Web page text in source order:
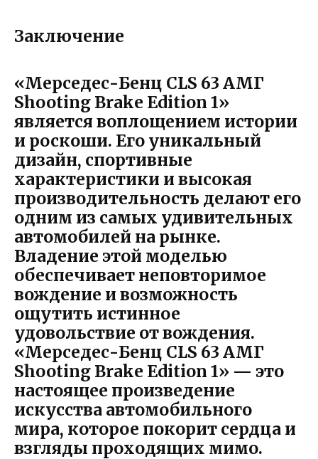
Заключение
«Мерседес-Бенц CLS 63 АМГ
Shooting Brake Edition 1»
является воплощением истории
и роскоши. Его уникальный
дизайн, спортивные
характеристики и высокая
производительность делают его
одним из самых удивительных
автомобилей на рынке.
Владение этой моделью
обеспечивает неповторимое
вождение и возможность
ощутить истинное
удовольствие от вождения.
«Мерседес-Бенц CLS 63 АМГ
Shooting Brake Edition 1» — это
настоящее произведение
искусства автомобильного
мира, которое покорит сердца и
взгляды проходящих мимо.